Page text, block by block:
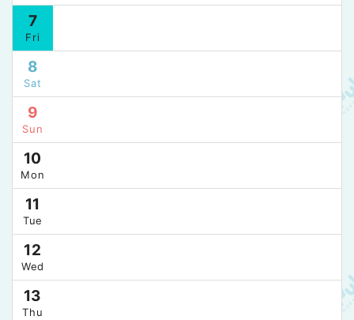
7
Fri
8
Sat
9
Sun
10
Mon
11
Tue
12
Wed
13
Thu